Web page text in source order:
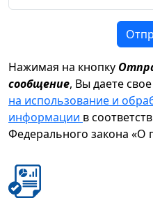
Нажимая на кнопку
сообщение, Вы даете свое
на использование и
информации в
Федерального закона «О